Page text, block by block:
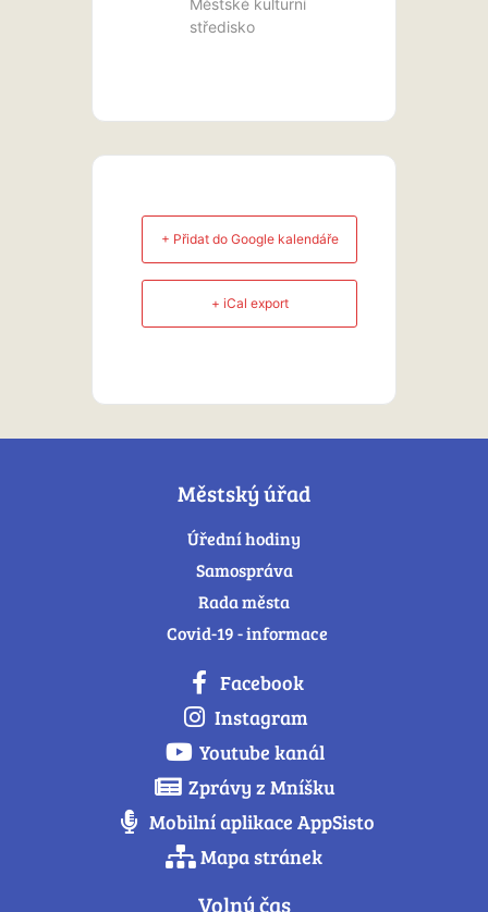
středisko
+ Přidat do Google kalendáře
+ iCal export
Městský úřad
Úřední hodiny
Samospráva
Rada města
Covid-19 - informace
Facebook
Instagram
Youtube kanál
Zprávy z Mníšku
Mobilní aplikace AppSisto
Mapa stránek
Volný čas